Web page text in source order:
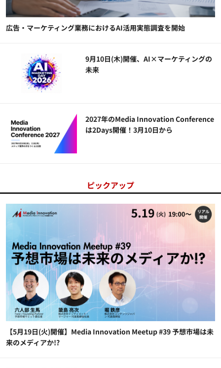
広告・マーケティング業務におけるAI活用実態調査を開始
9月10日(木)開催、AI×マーケティングの
未来
2027年のMedia Innovation Conference
は2Days開催！3月10日から
ピックアップ
【5月19日(火)開催】Media Innovation Meetup #39 予想市場は未
来のメディアか!?